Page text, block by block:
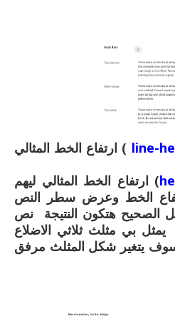
line- ) ارتفاع الخط المثالي
) ارتفاع الخط المثالي ليهم
الخط وعرض سطر النص
الصحيح هتكون النتيجة نص
بي مثلث ثلاثي الاضلاع
يتغير شكل المثلث مرفق